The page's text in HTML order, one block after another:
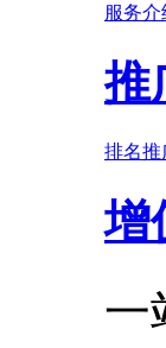
服务介
推
排名推
增
一